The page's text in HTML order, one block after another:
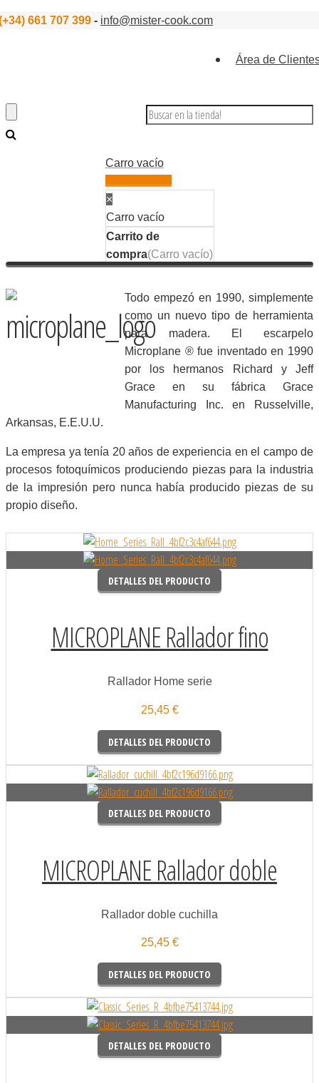
661 707 399 - info@mister-cook.com
Área de
Carro vacío
×
Carro vacío
Carrito de
compra(Carro vacío)
Todo empezó en 1990, simplemente
como un nuevo tipo de herramienta
para madera. El escarpelo
Microplane ® fue inventado en 1990
por los hermanos Richard y Jeff
Grace en su fábrica Grace
Manufacturing Inc. en Russelville,
Arkansas, E.E.U.U.
La empresa ya tenía 20 años de experiencia en el campo de
procesos fotoquímicos produciendo piezas para la industria
de la impresión pero nunca había producido piezas de su
propio diseño.
DETALLES DEL PRODUCTO
MICROPLANE Rallador fino
Rallador Home serie
25,45 €
DETALLES DEL PRODUCTO
DETALLES DEL PRODUCTO
MICROPLANE Rallador doble
Rallador doble cuchilla
25,45 €
DETALLES DEL PRODUCTO
DETALLES DEL PRODUCTO